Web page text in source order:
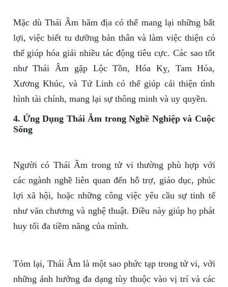
Mặc dù Thái Âm hãm địa có thể mang lại những bất
lợi, việc biết tu dưỡng bản thân và làm việc thiện có
thể giúp hóa giải nhiều tác động tiêu cực. Các sao tốt
như Thái Âm gặp Lộc Tồn, Hóa Kỵ, Tam Hóa,
Xương Khúc, và Tứ Linh có thể giúp cải thiện tình
hình tài chính, mang lại sự thông minh và uy quyền.
4. Ứng Dụng Thái Âm trong Nghề Nghiệp và Cuộc
Sống
Người có Thái Âm trong tử vi thường phù hợp với
các ngành nghề liên quan đến hỗ trợ, giáo dục, phúc
lợi xã hội, hoặc những công việc yêu cầu sự tinh tế
như văn chương và nghệ thuật. Điều này giúp họ phát
huy tối đa tiềm năng của mình.
Tóm lại, Thái Âm là một sao phức tạp trong tử vi, với
những ảnh hưởng đa dạng tùy thuộc vào vị trí và các